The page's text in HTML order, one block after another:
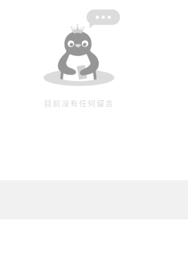
註冊
按下註冊即代表你同意我們的使用者條款
目前沒有任何留言